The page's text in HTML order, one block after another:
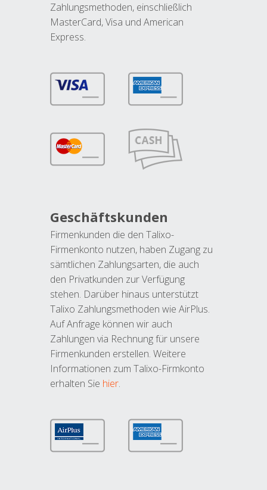
Zahlungsmethoden, einschließlich
MasterCard, Visa und American
Express.
Geschäftskunden
Firmenkunden die den Talixo-
Firmenkonto nutzen, haben Zugang zu
sämtlichen Zahlungsarten, die auch
den Privatkunden zur Verfügung
stehen. Darüber hinaus unterstützt
Talixo Zahlungsmethoden wie AirPlus.
Auf Anfrage können wir auch
Zahlungen via Rechnung für unsere
Firmenkunden erstellen. Weitere
Informationen zum Talixo-Firmkonto
erhalten Sie hier.